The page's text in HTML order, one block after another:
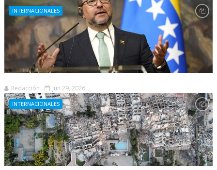
INTERNACIONALES
Redacción Jun 29, 2026
INTERNACIONALES